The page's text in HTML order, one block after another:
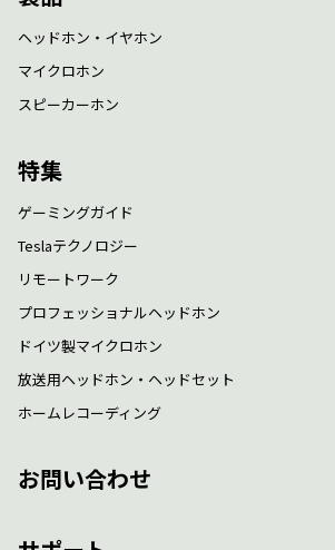
ヘッドホン・イヤホン
マイクロホン
スピーカーホン
特集
ゲーミングガイド
Teslaテクノロジー
リモートワーク
プロフェッショナルヘッドホン
ドイツ製マイクロホン
放送用ヘッドホン・ヘッドセット
ホームレコーディング
お問い合わせ